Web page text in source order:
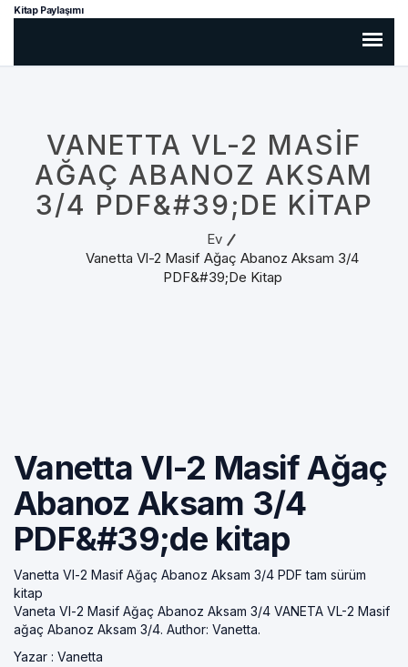
Kitap Paylaşımı
VANETTA VL-2 MASIF
AĞAÇ ABANOZ AKSAM
3/4 PDF&#39;DE KITAP
Ev
Vanetta Vl-2 Masif Ağaç Abanoz Aksam 3/4
PDF&#39;de Kitap
Vanetta Vl-2 Masif Ağaç
Abanoz Aksam 3/4
PDF&#39;de kitap
Vanetta Vl-2 Masif Ağaç Abanoz Aksam 3/4 PDF tam sürüm
kitap
Vaneta Vl-2 Masif Ağaç Abanoz Aksam 3/4 VANETA VL-2 Masif
ağaç Abanoz Aksam 3/4. Author: Vanetta.
Yazar : Vanetta